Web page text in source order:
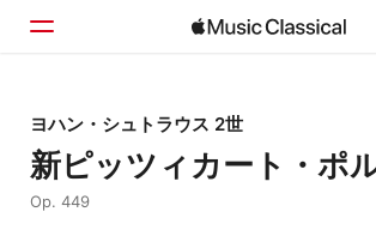
ホーム
見つける
ヨハン・シュトラウス 2世
新ピッツィカート・ポ
Op. 449